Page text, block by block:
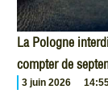
La Pologne
compter de
3 juin 2026